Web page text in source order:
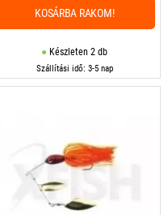
Készleten 2 db
Szállítási idő: 3-5 nap
KOSÁRBA RAKOM!